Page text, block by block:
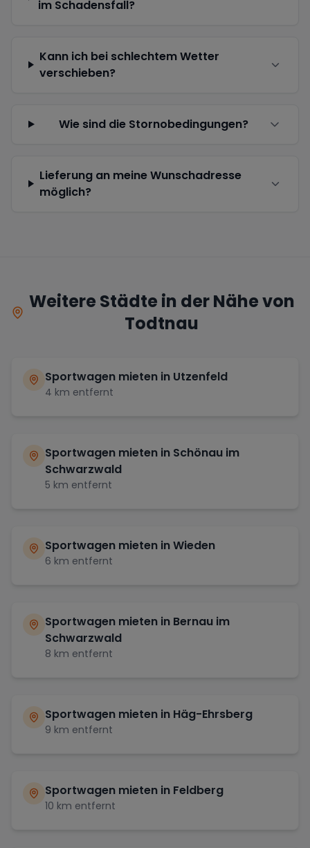
im Schadensfall?
Kann ich bei schlechtem Wetter
verschieben?
Wie sind die Stornobedingungen?
Lieferung an meine Wunschadresse
möglich?
Weitere Städte in der Nähe von
Todtnau
Sportwagen mieten in Utzenfeld
4 km entfernt
Sportwagen mieten in Schönau im
Schwarzwald
5 km entfernt
Sportwagen mieten inWieden
6 km entfernt
Sportwagen mieten in Bernau im
Schwarzwald
8 km entfernt
Sportwagen mieten in Häg-Ehrsberg
9 km entfernt
Sportwagen mieten in Feldberg
10 km entfernt